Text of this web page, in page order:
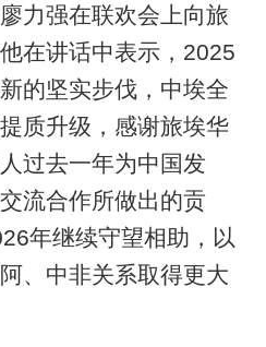
强在联欢会上向旅
在讲话中表示，2025
的坚实步伐，中埃全
质升级，感谢旅埃华
过去一年为中国发
流合作所做出的贡
年继续守望相助，以
、中非关系取得更大